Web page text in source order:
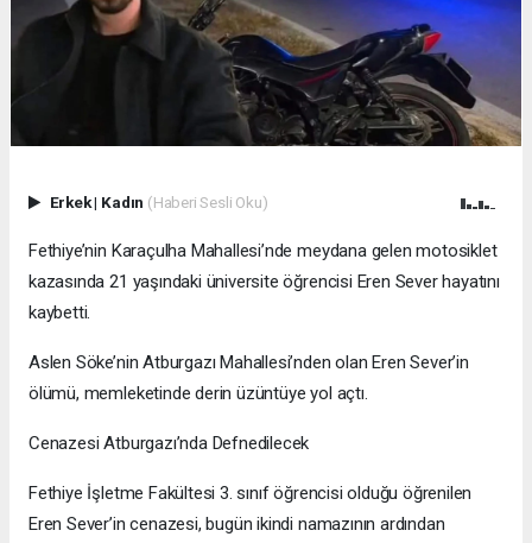
Erkek| Kadın (Haberi Sesli Oku)
Fethiye’nin Karaçulha Mahallesi’nde meydana gelen motosiklet
kazasında 21 yaşındaki üniversite öğrencisi Eren Sever hayatını
kaybetti.
Aslen Söke’nin Atburgazı Mahallesi’nden olan Eren Sever’in
ölümü, memleketinde derin üzüntüye yol açtı.
Cenazesi Atburgazı’nda Defnedilecek
Fethiye İşletme Fakültesi 3. sınıf öğrencisi olduğu öğrenilen
Eren Sever’in cenazesi, bugün ikindi namazının ardından